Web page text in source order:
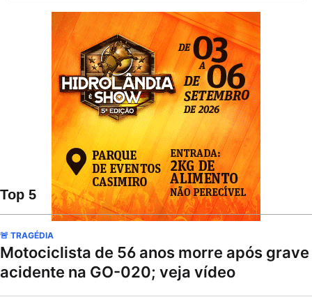
Top 5
🚨 TRAGÉDIA
Motociclista de 56 anos morre após grave
acidente na GO-020; veja vídeo